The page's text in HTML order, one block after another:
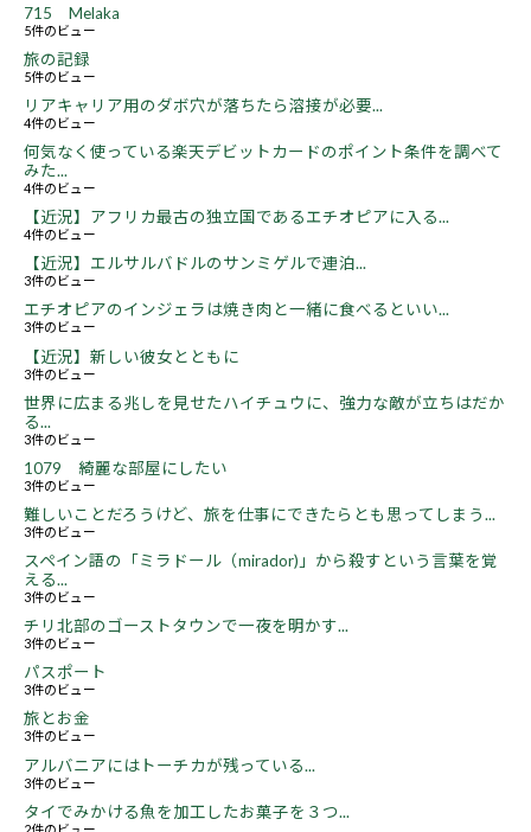
715 Melaka
5件のビュー
旅の記録
5件のビュー
リアキャリア用のダボ穴が落ちたら溶接が必要...
4件のビュー
何気なく使っている楽天デビットカードのポイント条件を調べて
みた...
4件のビュー
【近況】アフリカ最古の独立国であるエチオピアに入る...
4件のビュー
【近況】エルサルバドルのサンミゲルで連泊...
3件のビュー
エチオピアのインジェラは焼き肉と一緒に食べるといい...
3件のビュー
【近況】新しい彼女とともに
3件のビュー
世界に広まる兆しを見せたハイチュウに、強力な敵が立ちはだか
る...
3件のビュー
1079 綺麗な部屋にしたい
3件のビュー
難しいことだろうけど、旅を仕事にできたらとも思ってしまう...
3件のビュー
スペイン語の「ミラドール（mirador)」から殺すという言葉を覚
える...
3件のビュー
チリ北部のゴーストタウンで一夜を明かす...
3件のビュー
パスポート
3件のビュー
旅とお金
3件のビュー
アルバニアにはトーチカが残っている...
3件のビュー
タイでみかける魚を加工したお菓子を３つ...
2件のビュー